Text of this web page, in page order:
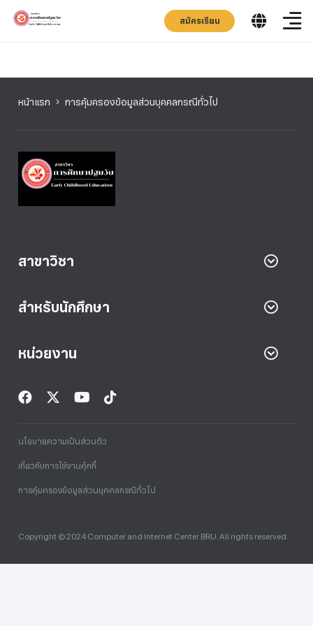
สมัครเรียน
หน้าแรก การคุ้มครองข้อมูลส่วนบุคคลกรณีทั่วไป
สาขาวิชา
สำหรับนักศึกษา
หน่วยงาน
Copyright © 2024 Computer and Internet Center BRU. All rights reserved.
นโยบายความเป็นส่วนตัว
เกี่ยวกับการใช้งานคุ้กกี้
การคุ้มครองข้อมูลส่วนบุคคลกรณีทั่วไป